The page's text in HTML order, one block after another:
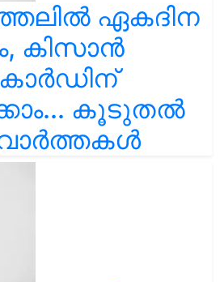
ഏകദിന
കിസാൻ
കാർഡിന്
കൂടുതൽ